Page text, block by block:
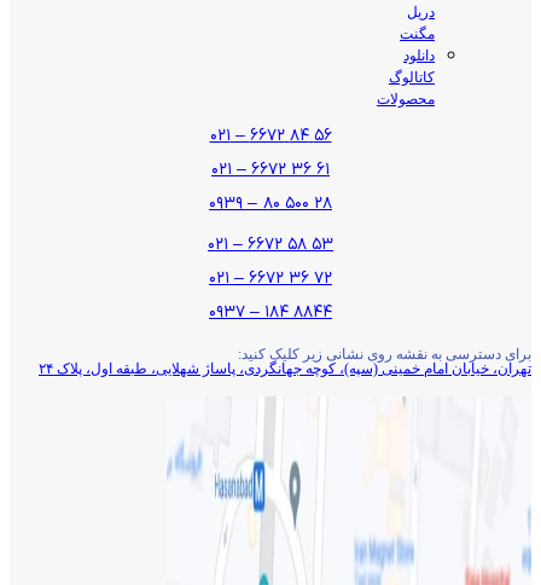
دریل
مگنت
دانلود
کاتالوگ
محصولات
۵۶ ۸۴ ۶۶۷۲ – ۰۲۱
۶۱ ۳۶ ۶۶۷۲ – ۰۲۱
۲۸ ۵۰۰ ۸۰ – ۰۹۳۹
۵۳ ۵۸ ۶۶۷۲ – ۰۲۱
۷۲ ۳۶ ۶۶۷۲ – ۰۲۱
۸۸۴۴ ۱۸۴ – ۰۹۳۷
برای دسترسی به نقشه روی نشانی زیر کلیک کنید:
تهران، خیابان امام خمینی (سپه)، کوچه جهانگردی،‌ پاساژ شهلایی، طبقه اول، پلاک ۲۴